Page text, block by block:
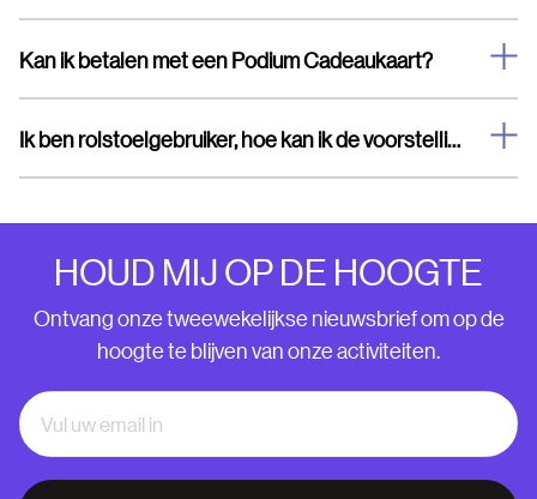
Kan ik betalen met een Podium Cadeaukaart?
Ik ben rolstoelgebruiker, hoe kan ik de voorstelling bezoeken?
HOUD MIJ OP DE HOOGTE
Ontvang onze tweewekelijkse nieuwsbrief om op de
hoogte te blijven van onze activiteiten.